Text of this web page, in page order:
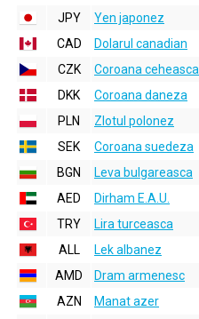
JPY
Yen japonez
CAD
Dolarul canadian
CZK
Coroana ceheasca
DKK
Coroana daneza
PLN
Zlotul polonez
SEK
Coroana suedeza
BGN
Leva bulgareasca
AED
Dirham E.A.U.
TRY
Lira turceasca
ALL
Lek albanez
AMD
Dram armenesc
AZN
Manat azer